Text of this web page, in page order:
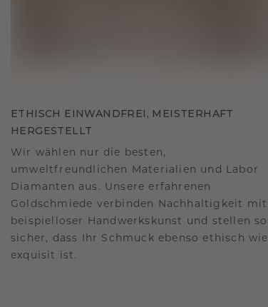
ETHISCH EINWANDFREI, MEISTERHAFT
HERGESTELLT
Wir wählen nur die besten,
umweltfreundlichen Materialien und Labor
Diamanten aus. Unsere erfahrenen
Goldschmiede verbinden Nachhaltigkeit mit
beispielloser Handwerkskunst und stellen so
sicher, dass Ihr Schmuck ebenso ethisch wie
exquisit ist.